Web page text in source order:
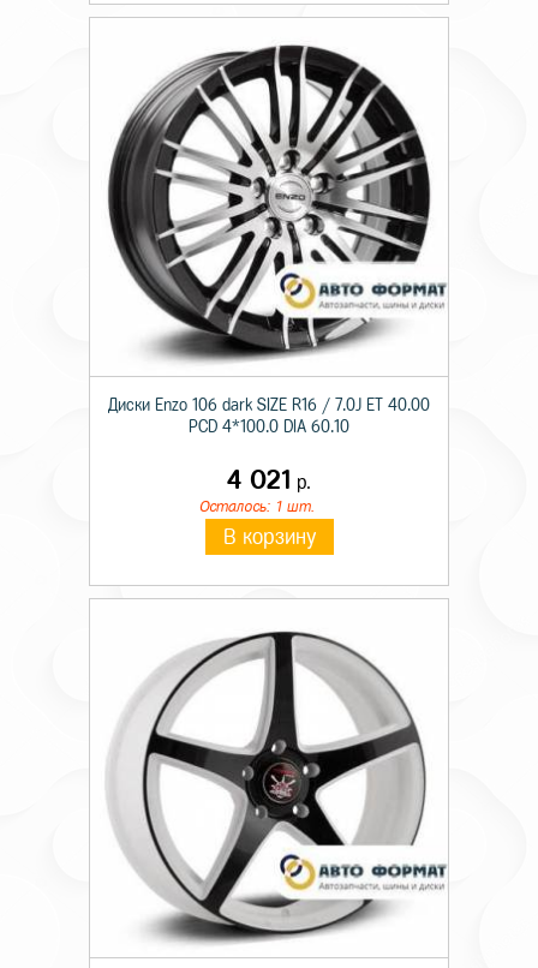
Диски Enzo 106 dark SIZE R16 / 7.0J ET 40.00
PCD 4*100.0 DIA 60.10
4 021 р.
Осталось: 1 шт.
В корзину